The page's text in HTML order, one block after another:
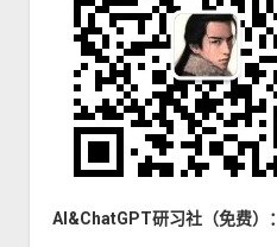
AI&ChatGPT研习社（免费）：